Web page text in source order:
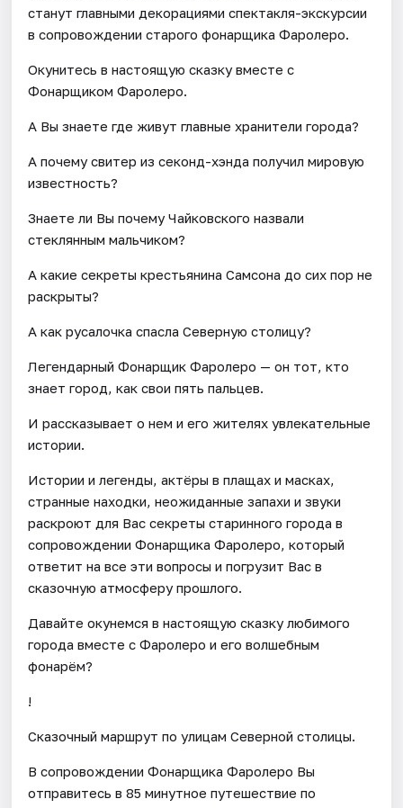
станут главными декорациями спектакля-экскурсии
в сопровождении старого фонарщика Фаролеро.
Окунитесь в настоящую сказку вместе с
Фонарщиком Фаролеро.
А Вы знаете где живут главные хранители города?
А почему свитер из секонд-хэнда получил мировую
известность?
Знаете ли Вы почему Чайковского назвали
стеклянным мальчиком?
А какие секреты крестьянина Самсона до сих пор не
раскрыты?
А как русалочка спасла Северную столицу?
Легендарный Фонарщик Фаролеро — он тот, кто
знает город, как свои пять пальцев.
И рассказывает о нем и его жителях увлекательные
истории.
Истории и легенды, актёры в плащах и масках,
странные находки, неожиданные запахи и звуки
раскроют для Вас секреты старинного города в
сопровождении Фонарщика Фаролеро, который
ответит на все эти вопросы и погрузит Вас в
сказочную атмосферу прошлого.
Давайте окунемся в настоящую сказку любимого
города вместе с Фаролеро и его волшебным
фонарём?
!
Сказочный маршрут по улицам Северной столицы.
В сопровождении Фонарщика Фаролеро Вы
отправитесь в 85 минутное путешествие по